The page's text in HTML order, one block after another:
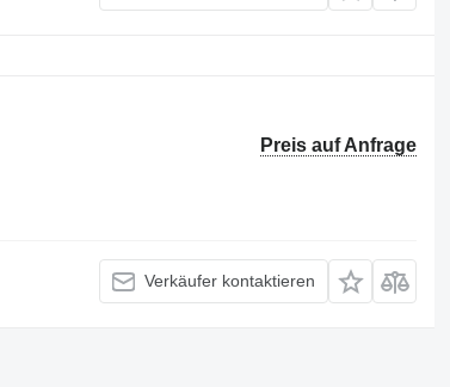
Preis auf Anfrage
Verkäufer kontaktieren